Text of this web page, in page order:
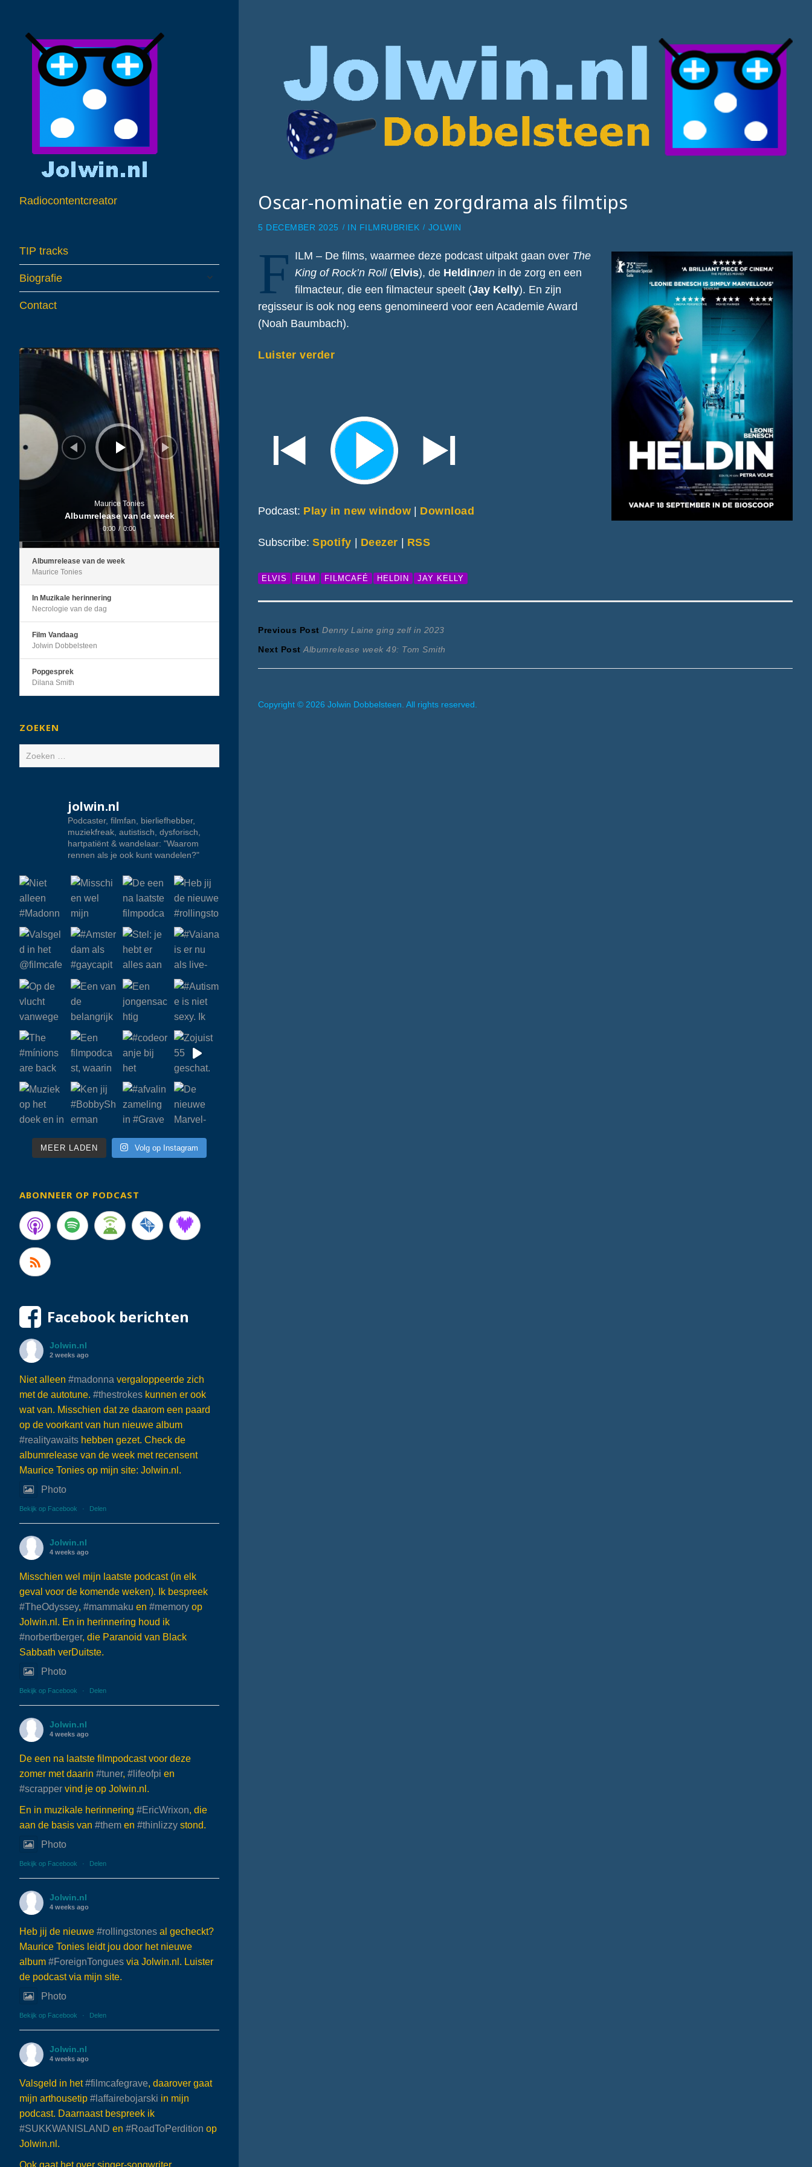
Radiocontentcreator
TIP tracks
Biografie
child
menu
Contact
Audiospeler
Maurice Tonies
Albumrelease van de week
0:00 / 0:00
Albumrelease van de week
Maurice Tonies
In Muzikale herinnering
Necrologie van de dag
Film Vandaag
Jolwin Dobbelsteen
Popgesprek
Dilana Smith
ZOEKEN
Zoeken
naar:
jolwin.nl
Podcaster, filmfan, bierliefhebber,
muziekfreak, autistisch, dysforisch,
hartpatiënt & wandelaar: "Waarom
rennen als je ook kunt wandelen?"
MEER LADEN Volg op Instagram
ABONNEER OP PODCAST
Facebook berichten
Jolwin.nl
2 weeks ago
Niet alleen #madonna vergaloppeerde zich
met de autotune. #thestrokes kunnen er ook
wat van. Misschien dat ze daarom een paard
op de voorkant van hun nieuwe album
#realityawaits hebben gezet. Check de
albumrelease van de week met recensent
Maurice Tonies op mijn site: Jolwin.nl.
Photo
Bekijk op Facebook · Delen
Jolwin.nl
4 weeks ago
Misschien wel mijn laatste podcast (in elk
geval voor de komende weken). Ik bespreek
#TheOdyssey, #mammaku en #memory op
Jolwin.nl. En in herinnering houd ik
#norbertberger, die Paranoid van Black
Sabbath verDuitste.
Photo
Bekijk op Facebook · Delen
Jolwin.nl
4 weeks ago
De een na laatste filmpodcast voor deze
zomer met daarin #tuner, #lifeofpi en
#scrapper vind je op Jolwin.nl.
En in muzikale herinnering #EricWrixon, die
aan de basis van #them en #thinlizzy stond.
Photo
Bekijk op Facebook · Delen
Jolwin.nl
4 weeks ago
Heb jij de nieuwe #rollingstones al gecheckt?
Maurice Tonies leidt jou door het nieuwe
album #ForeignTongues via Jolwin.nl. Luister
de podcast via mijn site.
Photo
Bekijk op Facebook · Delen
Jolwin.nl
4 weeks ago
Valsgeld in het#filmcafegrave, daarover gaat
mijn arthousetip #laffairebojarski in mijn
podcast. Daarnaast bespreek ik
#SUKKWANISLAND en #RoadToPerdition op
Jolwin.nl.
Ook gaat het over singer-songwriter
Oscar-nominatie en zorgdrama als filmtips
5 DECEMBER 2025 IN FILMRUBRIEK JOLWIN
F ILM – De films, waarmee deze podcast uitpakt gaan over The
King of Rock’n Roll (Elvis), de Heldinnen in de zorg en een
filmacteur, die een filmacteur speelt (Jay Kelly). En zijn
regisseur is ook nog eens genomineerd voor een Academie Award
(Noah Baumbach).
Luister verder
Podcast: Play in new window | Download
Subscribe:Spotify | Deezer | RSS
ELVIS FILM FILMCAFÉ HELDIN JAY KELLY
Bericht
navigatie
Previous Post Previous
post:
Denny Laine ging zelf in 2023
Next Post Next
post:
Albumrelease week 49: Tom Smith
Copyright © 2026 Jolwin Dobbelsteen. All rights reserved.